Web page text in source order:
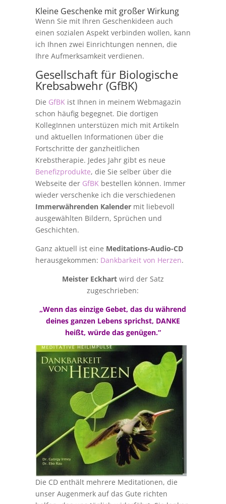
Kleine Geschenke mit großer Wirkung
Wenn Sie mit Ihren Geschenkideen auch
einen sozialen Aspekt verbinden wollen, kann
ich Ihnen zwei Einrichtungen nennen, die
Ihre Aufmerksamkeit verdienen.
Gesellschaft für Biologische
Krebsabwehr (GfBK)
Die GfBKist Ihnen in meinem Webmagazin
schon häufig begegnet. Die dortigen
KollegInnen unterstüzen mich mit Artikeln
und aktuellen Informationen über die
Fortschritte der ganzheitlichen
Krebstherapie. Jedes Jahr gibt es neue
Benefizprodukte, die Sie selber über die
Webseite der GfBKbestellen können. Immer
wieder verschenke ich die verschiedenen
Immerwährenden Kalender mit liebevoll
ausgewählten Bildern, Sprüchen und
Geschichten.
Ganz aktuell ist eine Meditations-Audio-CD
herausgekommen: Dankbarkeit von Herzen.
Meister Eckhartwird der Satz
zugeschrieben:
„Wenn das einzige Gebet, das du während
deines ganzen Lebens sprichst, DANKE
heißt, würde das genügen.“
Die CD enthält mehrere Meditationen, die
unser Augenmerk auf das Gute richten